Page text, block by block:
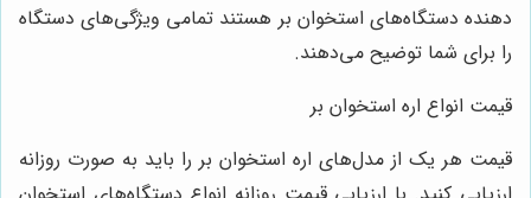
دهنده دستگاه‌های استخوان بر هستند تمامی ویژگی‌های دستگاه
را برای شما توضیح می‌دهند.
قیمت انواع اره استخوان بر
قیمت هر یک از مدل‌های اره استخوان بر را باید به صورت روزانه